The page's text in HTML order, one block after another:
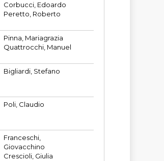
Corbucci, Edoardo
Peretto, Roberto
Pinna, Mariagrazia
Quattrocchi, Manuel
Bigliardi, Stefano
Poli, Claudio
Franceschi,
Giovacchino
Crescioli, Giulia